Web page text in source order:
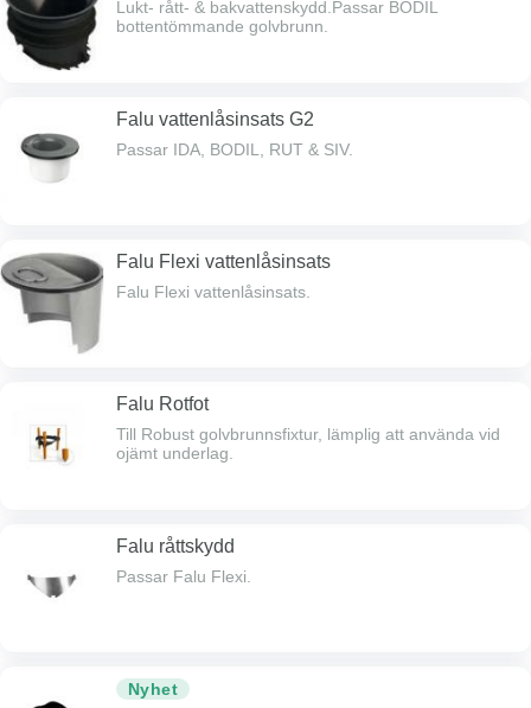
Lukt- rått- & bakvattenskydd.Passar BODIL
bottentömmande golvbrunn.
Falu vattenlåsinsats G2
Passar IDA, BODIL, RUT & SIV.
Falu Flexi vattenlåsinsats
Falu Flexi vattenlåsinsats.
Falu Rotfot
Till Robust golvbrunnsfixtur, lämplig att använda vid
ojämt underlag.
Falu råttskydd
Passar Falu Flexi.
Nyhet